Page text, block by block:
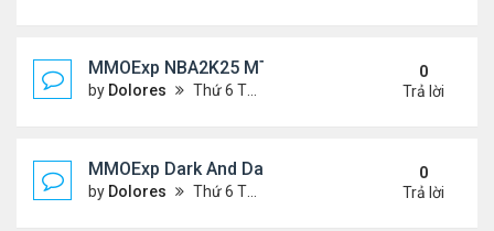
MMOExp NBA2K25 MT Stephen Curry
by Dolores Thứ 6 Tháng 9 27, 2024 6:42 pm
0
Trả lời
MMOExp Dark And Darker to levelling up
by Dolores Thứ 6 Tháng 9 27, 2024 6:40 pm
0
Trả lời